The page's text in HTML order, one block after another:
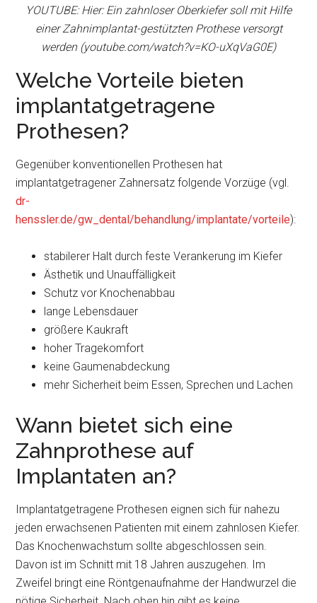
YOUTUBE: Hier: Ein zahnloser Oberkiefer soll mit Hilfe
einer Zahnimplantat-gestützten Prothese versorgt
werden (youtube.com/watch?v=KO-uXqVaG0E)
Welche Vorteile bieten
implantatgetragene
Prothesen?
Gegenüber konventionellen Prothesen hat
implantatgetragener Zahnersatz folgende Vorzüge (vgl.
dr-
henssler.de/gw_dental/behandlung/implantate/vorteile):
stabilerer Halt durch feste Verankerung im Kiefer
Ästhetik und Unauffälligkeit
Schutz vor Knochenabbau
lange Lebensdauer
größere Kaukraft
hoher Tragekomfort
keine Gaumenabdeckung
mehr Sicherheit beim Essen, Sprechen und Lachen
Wann bietet sich eine
Zahnprothese auf
Implantaten an?
Implantatgetragene Prothesen eignen sich für nahezu
jeden erwachsenen Patienten mit einem zahnlosen Kiefer.
Das Knochenwachstum sollte abgeschlossen sein.
Davon ist im Schnitt mit 18 Jahren auszugehen. Im
Zweifel bringt eine Röntgenaufnahme der Handwurzel die